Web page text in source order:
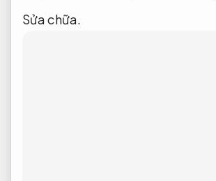
Sửa chữa.